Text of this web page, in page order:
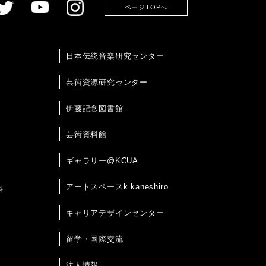
ページTOPへ
日本伝統音楽研究センター
芸術資源研究センター
伊藤記念図書館
芸術資料館
ギャラリー@KCUA
アートスペースk.kaneshiro
キャリアデザインセンター
留学・国際交流